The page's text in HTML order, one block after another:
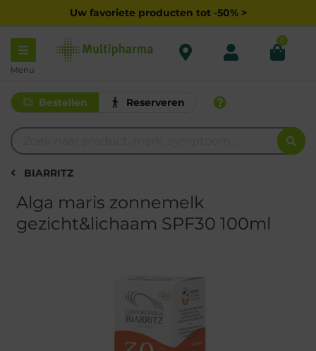
Uw favoriete producten tot -50% >
Menu
0
Bestellen Reserveren
BIARRITZ
Alga maris zonnemelk
gezicht&lichaam SPF30 100ml